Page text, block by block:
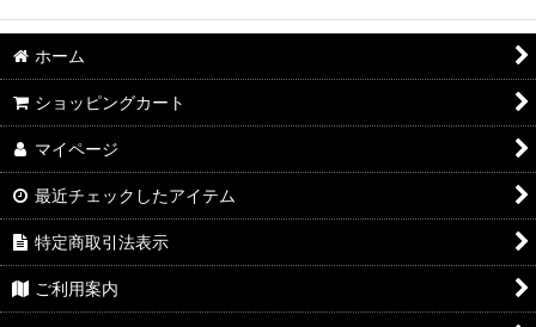
ホーム
ショッピングカート
マイページ
最近チェックしたアイテム
特定商取引法表示
ご利用案内